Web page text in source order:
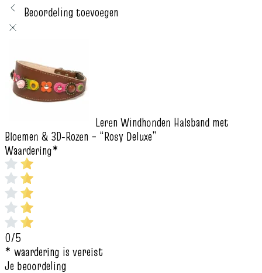
Beoordeling toevoegen
Leren Windhonden Halsband met
Bloemen & 3D‑Rozen – “Rosy Deluxe”
Waardering*
0/5
* waardering is vereist
Je beoordeling